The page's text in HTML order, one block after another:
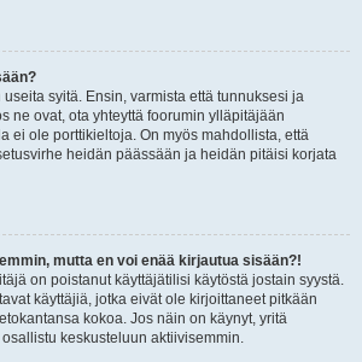
syitä. Ensin, varmista että tunnuksesi ja
ne ovat, ota yhteyttä foorumin ylläpitäjään
ei ole porttikieltoja. On myös mahdollista, että
heidän päässään ja heidän pitäisi korjata
mutta en voi enää kirjautua sisään?!
on poistanut käyttäjätilisi käytöstä jostain syystä.
käyttäjiä, jotka eivät ole kirjoittaneet pitkään
kokoa. Jos näin on käynyt, yritä
keskusteluun aktiivisemmin.